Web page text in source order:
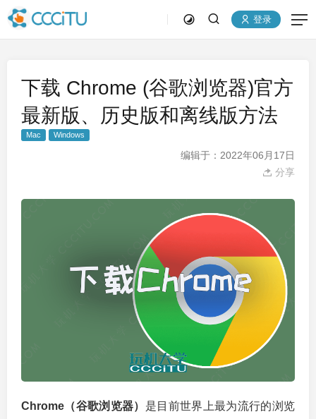
登录
下载 Chrome (谷歌浏览器)官方
最新版、历史版和离线版方法
Mac Windows
编辑于：2022年06月17日
分享
Chrome（谷歌浏览器） 是目前世界上最为流行的浏览